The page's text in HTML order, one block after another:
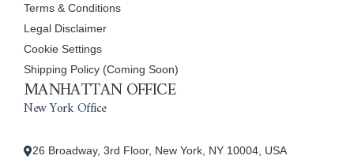
Terms & Conditions
Legal Disclaimer
Cookie Settings
Shipping Policy (Coming Soon)
MANHATTAN OFFICE
New York Office
26 Broadway, 3rd Floor, New York, NY 10004, USA